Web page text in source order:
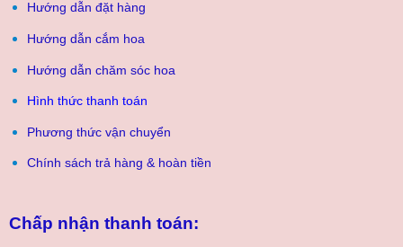
Hướng dẫn đặt hàng
Hướng dẫn cắm hoa
Hướng dẫn chăm sóc hoa
Hình thức thanh toán
Phương thức vận chuyển
Chính sách trả hàng & hoàn tiền
Chấp nhận thanh toán: